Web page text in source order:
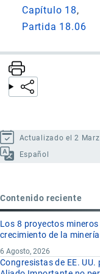
Capítulo 18
Partida 18.06
Actualizado el 2
Español
Contenido reciente
Los 8 proyectos
crecimiento de la
6 Agosto, 2026
Congresistas de EE.